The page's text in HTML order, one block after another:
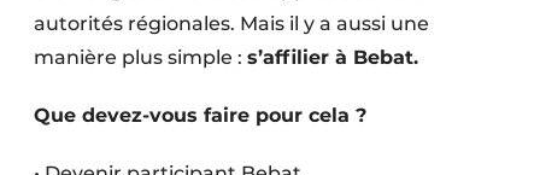
autorités régionales. Mais il y a aussi une
manière plus simple : s’affilier à Bebat.
Que devez-vous faire pour cela ?